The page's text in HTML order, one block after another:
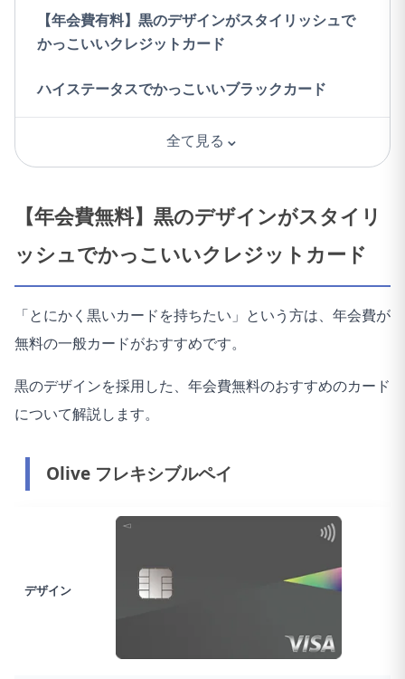
【年会費有料】黒のデザインがスタイリッシュで
かっこいいクレジットカード
ハイステータスでかっこいいブラックカード
全て見る ⌄
【年会費無料】黒のデザインがスタイリ
ッシュでかっこいいクレジットカード
「とにかく黒いカードを持ちたい」という方は、年会費が
無料の一般カードがおすすめです。
黒のデザインを採用した、年会費無料のおすすめのカード
について解説します。
Olive フレキシブルペイ
デザイン